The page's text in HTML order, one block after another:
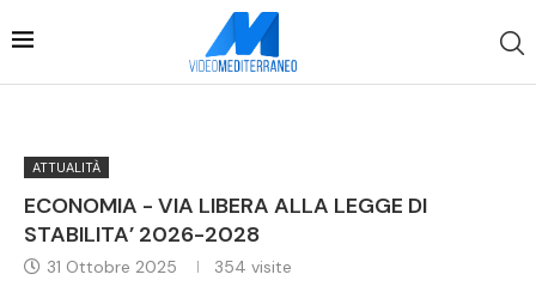
ATTUALITÀ
ECONOMIA - VIA LIBERA ALLA LEGGE DI
STABILITA’ 2026-2028
31 Ottobre 2025 354 visite